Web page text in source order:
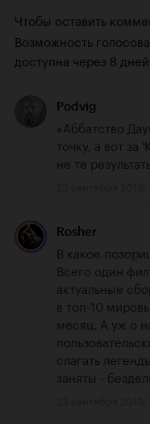
Чтобы оставить
Возможность
доступна через 8
Podvig
«Аббатство
точку, а вот
не те
Rosher
В какое
Всего один
актуальные
в топ-10
месяц. А уж о
слагать
заняты -